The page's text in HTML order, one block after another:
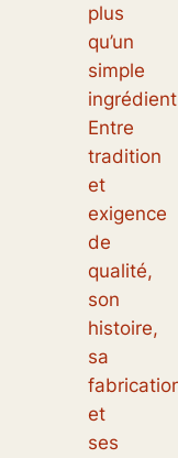
plus
qu’un
simple
Entre
tradition
et
exigence
de
qualité,
son
histoire,
sa
et
ses